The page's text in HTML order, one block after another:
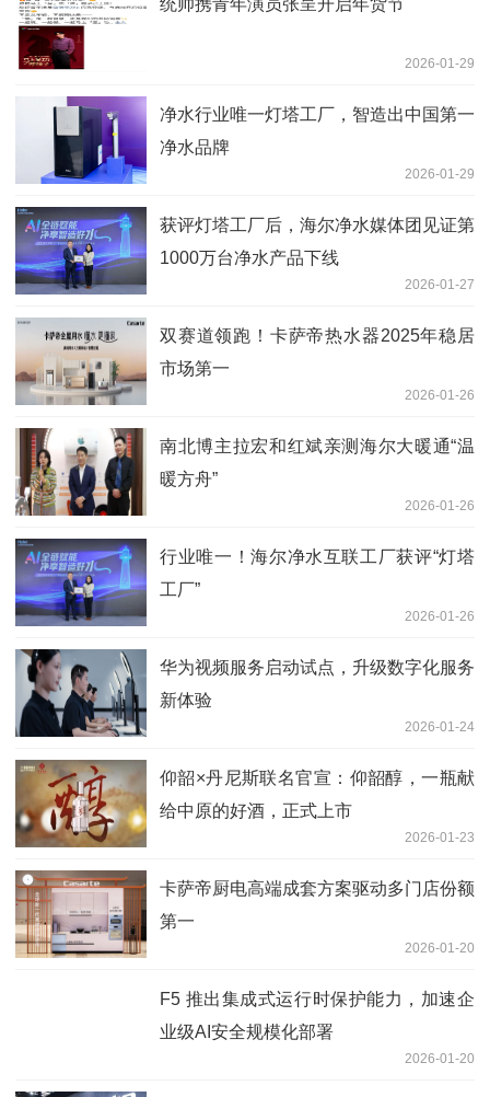
统帅携青年演员张呈开启年货节
2026-01-29
净水行业唯一灯塔工厂，智造出中国第一
净水品牌
2026-01-29
获评灯塔工厂后，海尔净水媒体团见证第
1000万台净水产品下线
2026-01-27
双赛道领跑！卡萨帝热水器2025年稳居
市场第一
2026-01-26
南北博主拉宏和红斌亲测海尔大暖通“温
暖方舟”
2026-01-26
行业唯一！海尔净水互联工厂获评“灯塔
工厂”
2026-01-26
华为视频服务启动试点，升级数字化服务
新体验
2026-01-24
仰韶×丹尼斯联名官宣：仰韶醇，一瓶献
给中原的好酒，正式上市
2026-01-23
卡萨帝厨电高端成套方案驱动多门店份额
第一
2026-01-20
F5 推出集成式运行时保护能力，加速企
业级AI安全规模化部署
2026-01-20